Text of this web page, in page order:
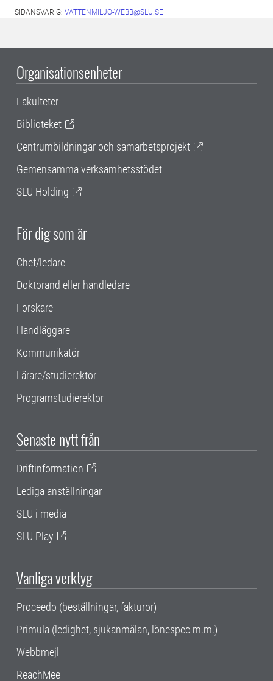
SIDANSVARIG: VATTENMILJO-WEBB@SLU.SE
Organisationsenheter
Fakulteter
Biblioteket
Centrumbildningar och samarbetsprojekt
Gemensamma verksamhetsstödet
SLU Holding
För dig som är
Chef/ledare
Doktorand eller handledare
Forskare
Handläggare
Kommunikatör
Lärare/studierektor
Programstudierektor
Senaste nytt från
Driftinformation
Lediga anställningar
SLU i media
SLU Play
Vanliga verktyg
Proceedo (beställningar, fakturor)
Primula (ledighet, sjukanmälan, lönespec m.m.)
Webbmejl
ReachMee